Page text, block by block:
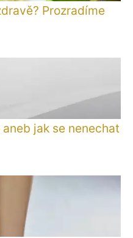
Prozradíme
jak se nenechat